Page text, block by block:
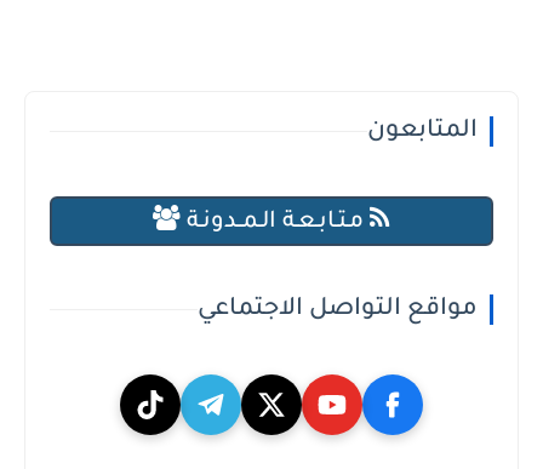
المتابعون
مـتـابـعـة الـمــدونـة
مواقع التواصل الاجتماعي